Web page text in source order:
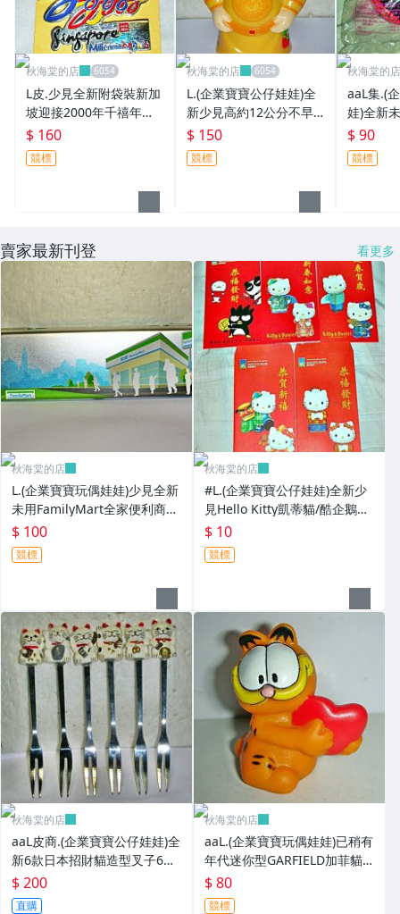
秋海棠的店
L皮.少見全新附袋裝新加
坡迎接2000年千禧年紀
念別針(勳章/紀念章/徽
章)!!--值得收藏!/%/-P
$ 160
競標
秋海棠的店
L.(企業寶寶公仔娃娃)全
新少見高約12公分不早
朝公仔!--值得收藏!/黑箱
4/-P
$ 150
競標
秋海棠的店
aaL集.(
娃)全新
當勞發
呼拉圈
$ 90
競標
賣家最新刊登 看更多
秋海棠的店
L.(企業寶寶玩偶娃娃)少見全新
未用FamilyMart全家便利商店
鐵質筆盒!--值得擁有!
$ 100
競標
秋海棠的店
#L.(企業寶寶公仔娃娃)全新少
見Hello Kitty凱蒂貓/酷企鵝造
型紅包袋5個一套誠泰銀行所
贈!
$ 10
競標
秋海棠的店
aaL皮商.(企業寶寶公仔娃娃)全
新6款日本招財貓造型叉子6
入!!--造型都不一樣值得收藏!!/
大4/-P
$ 200
直購
秋海棠的店
aaL.(企業寶寶玩偶娃娃)已稍有
年代迷你型GARFIELD加菲貓
拿紅色心型造型公仔!--保存良
好值得收藏!/6房樂箱1
$ 80
競標